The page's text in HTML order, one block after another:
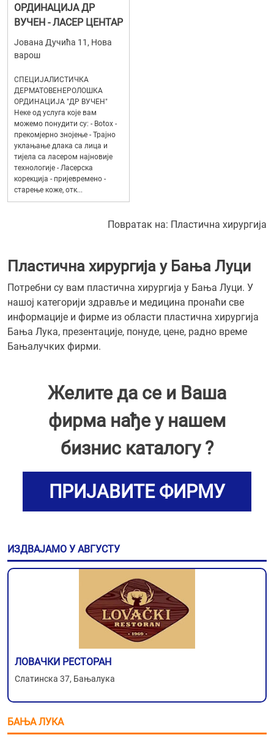
ОРДИНАЦИЈА ДР
ВУЧЕН - ЛАСЕР ЦЕНТАР
Јована Дучића 11, Нова
варош
СПЕЦИЈАЛИСТИЧКА
ДЕРМАТОВЕНЕРОЛОШКА
ОРДИНАЦИЈА "ДР ВУЧЕН"
Неке од услуга које вам
можемо понудити су: - Botox -
прекомјерно знојење - Трајно
уклањање длака са лица и
тијела са ласером најновије
технологије - Ласерска
корекција - пријевремено -
старење коже, отк...
Повратак на: Пластична хирургија
Пластична хирургија у Бања Луци
Потребни су вам пластична хирургија у Бања Луци. У
нашој категорији здравље и медицина пронаћи све
информације и фирме из области пластична хирургија
Бања Лука, презентације, понуде, цене, радно време
Бањалучких фирми.
Желите да се и Ваша
фирма нађе у нашем
бизнис каталогу ?
ПРИЈАВИТЕ ФИРМУ
ИЗДВАЈАМО У АВГУСТУ
ЛОВАЧКИ РЕСТОРАН
Слатинска 37, Бањалука
БАЊА ЛУКА